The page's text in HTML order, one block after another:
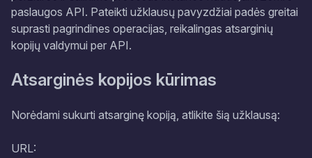
paslaugos API. Pateikti užklausų pavyzdžiai padės greitai
suprasti pagrindines operacijas, reikalingas atsarginių
kopijų valdymui per API.
Atsarginės kopijos kūrimas
Norėdami sukurti atsarginę kopiją, atlikite šią užklausą:
URL: